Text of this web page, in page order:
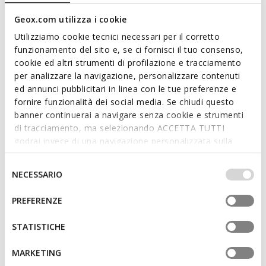
Geox.com utilizza i cookie
Utilizziamo cookie tecnici necessari per il corretto
funzionamento del sito e, se ci fornisci il tuo consenso,
cookie ed altri strumenti di profilazione e tracciamento
per analizzare la navigazione, personalizzare contenuti
ed annunci pubblicitari in linea con le tue preferenze e
fornire funzionalità dei social media. Se chiudi questo
banner continuerai a navigare senza cookie e strumenti
di tracciamento, ma selezionando ACCETTA TUTTI
godrai invece di una navigazione personalizzata sulla
base dei tuoi gusti ed interessi. Selezionando
IMPOSTAZIONI potrai anche scegliere quali cookies ed
altri strumenti di tracciamento autorizzare. Per maggiori
informazioni o per modificare in qualsiasi momento le
tue impostazioni, visita la nostra
del
consenso
NECESSARIO
PREFERENZE
STATISTICHE
MARKETING
Elegante mokassins
€128,00
2 FARBEN
Price reduced from
to
NACHHALTIG
RECANATI HERR
Ledermokassins
€101,40
Price reduced from
to